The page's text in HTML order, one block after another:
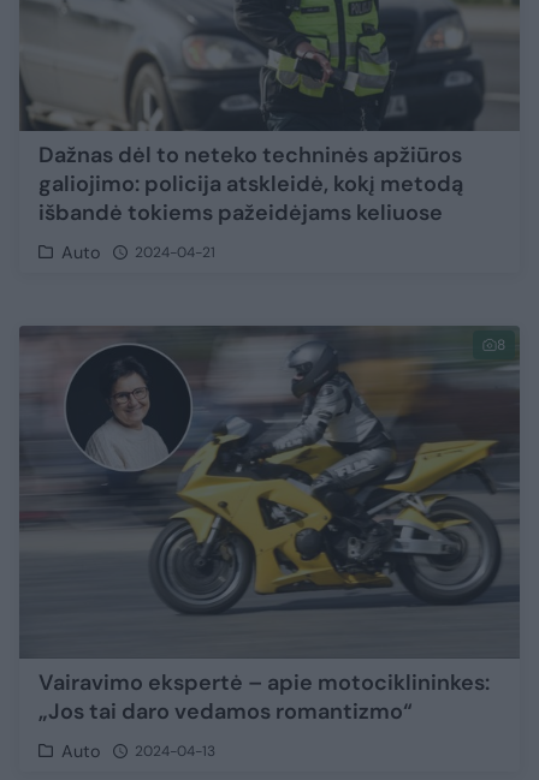
Dažnas dėl to neteko techninės apžiūros
galiojimo: policija atskleidė, kokį metodą
išbandė tokiems pažeidėjams keliuose
Auto 2024-04-21
8
Vairavimo ekspertė – apie motociklininkes:
„Jos tai daro vedamos romantizmo“
Auto 2024-04-13